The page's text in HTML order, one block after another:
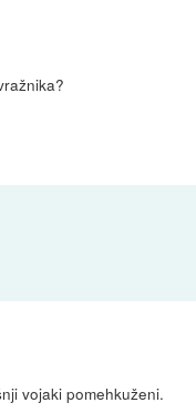
vojaki pomehkuženi.